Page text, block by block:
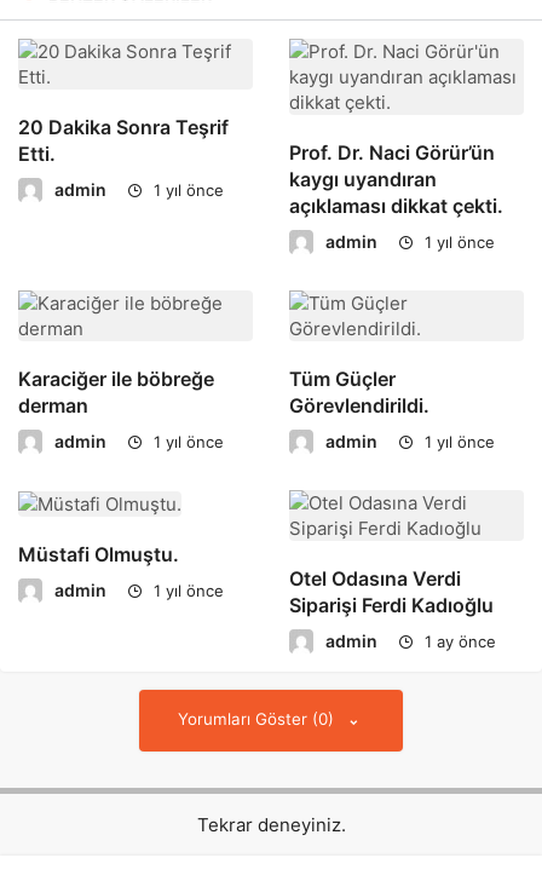
20 Dakika Sonra Teşrif
Etti.
admin 1 yıl önce
Prof. Dr. Naci Görür’ün
kaygı uyandıran
açıklaması dikkat çekti.
admin 1 yıl önce
Karaciğer ile böbreğe
derman
admin 1 yıl önce
Tüm Güçler
Görevlendirildi.
admin 1 yıl önce
Müstafi Olmuştu.
admin 1 yıl önce
Otel Odasına Verdi
Siparişi Ferdi Kadıoğlu
admin 1 ay önce
Yorumları Göster (0)
Tekrar deneyiniz.